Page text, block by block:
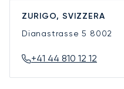
ZURIGO, SVIZZERA
Dianastrasse 5 8002
+41 44 810 12 12